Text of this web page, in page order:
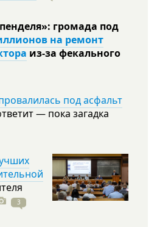
громада под
на ремонт
из-за фекального
под асфальт
— пока загадка
3